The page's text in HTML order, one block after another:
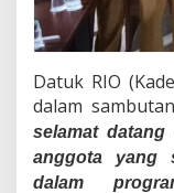
Datuk RIO
dalam
selamat
anggota yang
dalam